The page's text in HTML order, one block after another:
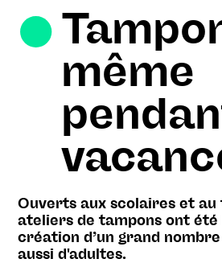
même
Ouverts aux scolaires et au
ateliers de tampons ont été
création d’un grand
aussi d'adultes.